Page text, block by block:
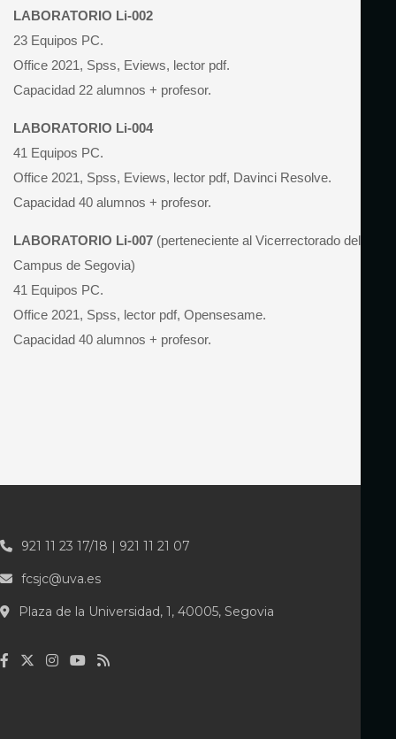
LABORATORIO Li-002
23 Equipos PC.
Office 2021, Spss, Eviews, lector pdf.
Capacidad 22 alumnos + profesor.
LABORATORIO Li-004
41 Equipos PC.
Office 2021, Spss, Eviews, lector pdf, Davinci Resolve.
Capacidad 40 alumnos + profesor.
LABORATORIO Li-007 (perteneciente al Vicerrectorado del
Campus de Segovia)
41 Equipos PC.
Office 2021, Spss, lector pdf, Opensesame.
Capacidad 40 alumnos + profesor.
921 11 23 17/18 | 921 11 21 07
fcsjc@uva.es
Plaza de la Universidad, 1, 40005, Segovia